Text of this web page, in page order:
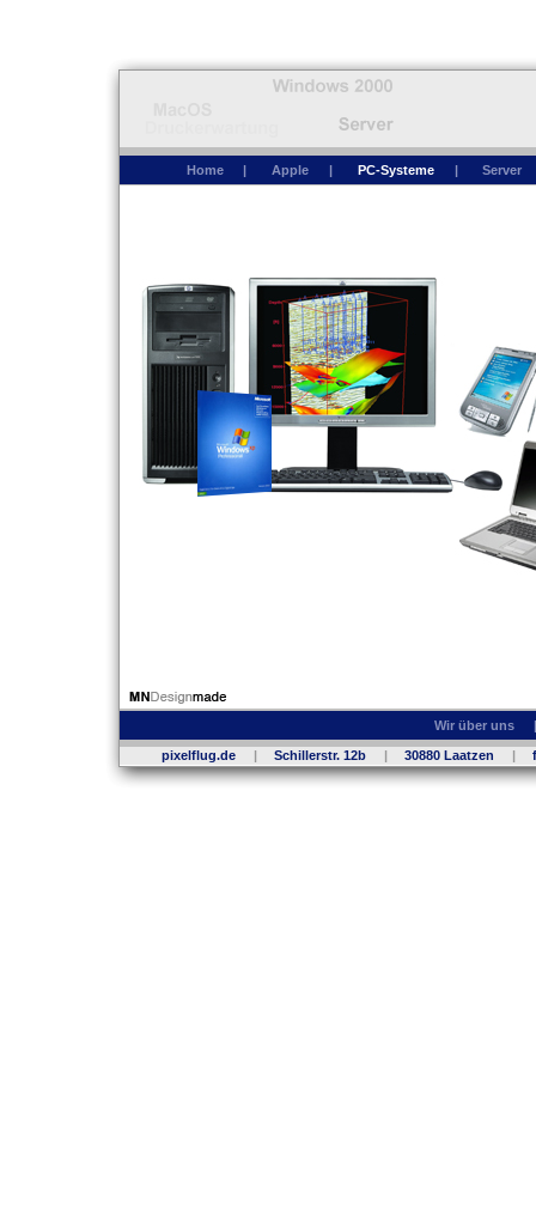
Home | Apple | PC-Systeme | Server
Wir über uns
pixelflug.de Schillerstr. 12b 30880 Laatzen